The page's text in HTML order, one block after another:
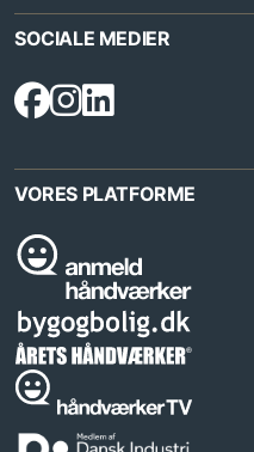
SOCIALE MEDIER
VORES PLATFORME